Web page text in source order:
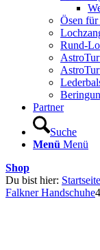
Ösen
Rund-
Partner
Suche
Menü Menü
Shop
Du bist hier: Startseite
Falkner Handschuhe4